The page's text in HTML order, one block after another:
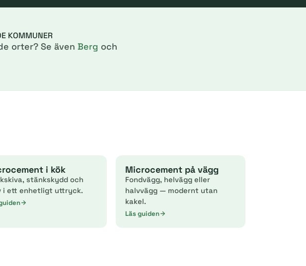
KOMMUNER
orter? Se även Berg och
i kök
stänkskydd och
i ett enhetligt uttryck.
Microcement på vägg
Fondvägg, helvägg eller
halvvägg — modernt utan
kakel.
Läs guiden